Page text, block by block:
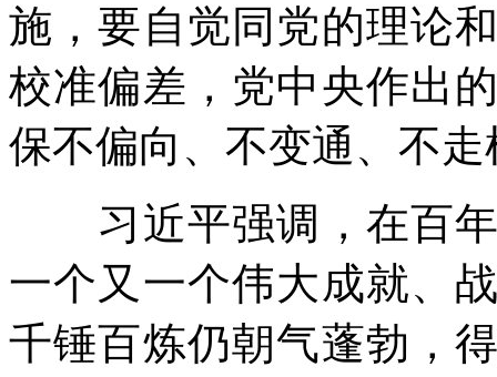
施，要自觉同党的理论
校准偏差，党中央作出
保不偏向、不变通、不走
习近平强调，在百年
一个又一个伟大成就、
千锤百炼仍朝气蓬勃，